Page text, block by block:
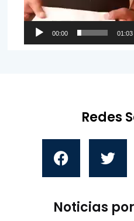
00:00 01:03
Redes
Noticias